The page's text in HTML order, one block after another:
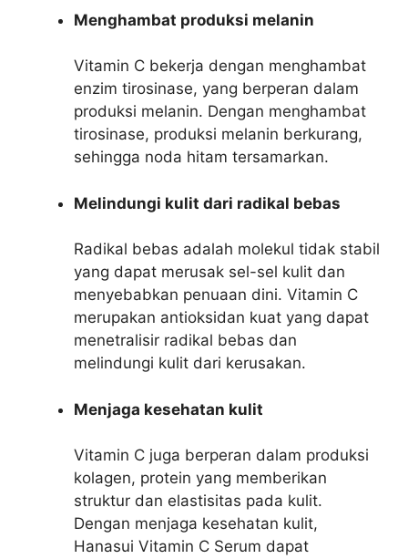
Menghambat produksi melanin
Vitamin C bekerja dengan menghambat
enzim tirosinase, yang berperan dalam
produksi melanin. Dengan menghambat
tirosinase, produksi melanin berkurang,
sehingga noda hitam tersamarkan.
Melindungi kulit dari radikal bebas
Radikal bebas adalah molekul tidak stabil
yang dapat merusak sel-sel kulit dan
menyebabkan penuaan dini. Vitamin C
merupakan antioksidan kuat yang dapat
menetralisir radikal bebas dan
melindungi kulit dari kerusakan.
Menjaga kesehatan kulit
Vitamin C juga berperan dalam produksi
kolagen, protein yang memberikan
struktur dan elastisitas pada kulit.
Dengan menjaga kesehatan kulit,
Hanasui Vitamin C Serum dapat